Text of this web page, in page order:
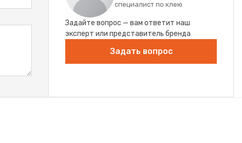
специалист по клею
Задайте вопрос — вам ответит наш
эксперт или представитель бренда
Задать вопрос